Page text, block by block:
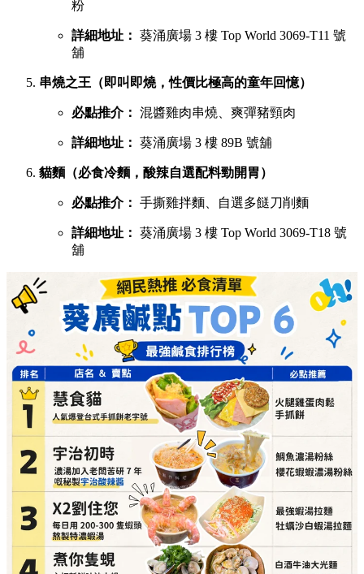
粉
詳細地址： 葵涌廣場 3 樓 Top World 3069-T11 號
舖
串燒之王（即叫即燒，性價比極高的童年回憶）
必點推介： 混醬雞肉串燒、爽彈豬頸肉
詳細地址： 葵涌廣場 3 樓 89B 號舖
貓麵（必食冷麵，酸辣自選配料勁開胃）
必點推介： 手撕雞拌麵、自選多餸刀削麵
詳細地址： 葵涌廣場 3 樓 Top World 3069-T18 號
舖